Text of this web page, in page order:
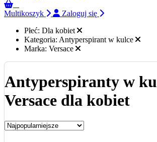
Multikoszyk
Zaloguj się
Płeć: Dla kobiet
Kategoria: Antyperspirant w kulce
Marka: Versace
Antyperspiranty w
Versace dla kobiet